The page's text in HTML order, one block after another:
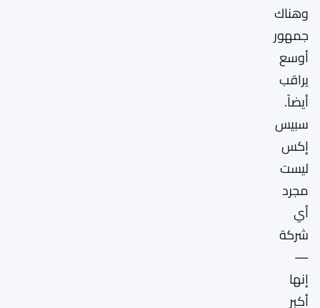
وهناك
جمهور
أوسع
يراقب
أيضاً.
سبيس
إكس
ليست
مجرد
أي
شركة
—
إنها
أكبر